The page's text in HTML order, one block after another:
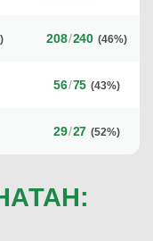
208/240 (46%)
56/75 (43%)
29/27 (52%)